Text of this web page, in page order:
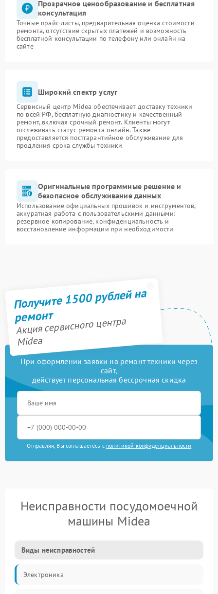
Прозрачное ценообразование и бесплатная
консультация
Точные прайс-листы, предварительная оценка стоимости
ремонта, отсутствие скрытых платежей и возможность
бесплатной консультации по телефону или онлайн на
сайте
Широкий спектр услуг
Сервисный центр Midea обеспечивает доставку техники
по всей РФ, бесплатную диагностику и качественный
ремонт, включая срочный ремонт. Клиенты могут
отслеживать статус ремонта онлайн. Также
предоставляется постгарантийное обслуживание для
продления срока службы техники
Оригинальные программные решение и
безопасное обслуживание данных
Использование официальных прошивок и инструментов,
аккуратная работа с пользовательскими данными:
резервное копирование, конфиденциальность и
восстановление информации при необходимости
Получите 1500 рублей на
ремонт
Акция сервисного центра
Midea
При оформлении заявки на ремонт техники через
сайт,
действует персональная бессрочная скидка
Отправляя, Вы соглашаетесь с политикой конфиденциальности
Неисправности посудомоечной
машины Midea
Виды неисправностей
Электроника